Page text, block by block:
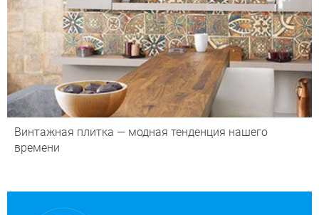
Винтажная плитка — модная тенденция нашего
времени